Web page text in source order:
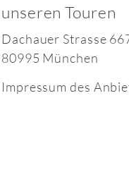
unseren Touren
Dachauer Strasse
80995 München
Impressum des